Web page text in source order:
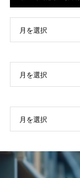
月を選択
月を選択
月を選択